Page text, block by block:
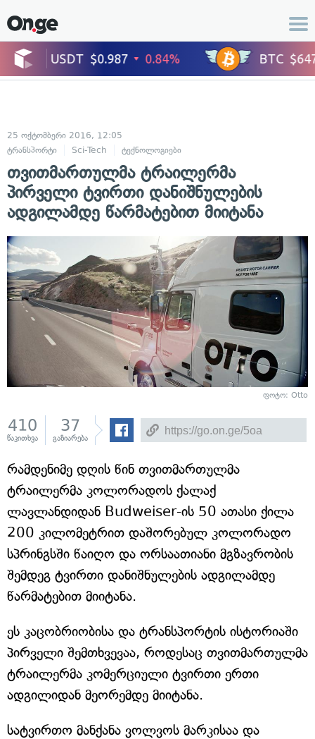
25 ოქტომბერი 2016, 12:05
ტრანსპორტი
Sci-Tech ტექნოლოგიები
თვითმართულმა ტრაილერმა
პირველი ტვირთი დანიშნულების
ადგილამდე წარმატებით მიიტანა
ფოტო: Otto
410
წაკითხვა
37
გაზიარება
რამდენიმე დღის წინ თვითმართულმა
ტრაილერმა კოლორადოს ქალაქ
ლავლანდიდან Budweiser-ის 50 ათასი ქილა
200 კილომეტრით დაშორებულ კოლორადო
სპრინგსში წაიღო და ორსაათიანი მგზავრობის
შემდეგ ტვირთი დანიშნულების ადგილამდე
წარმატებით მიიტანა.
ეს კაცობრიობისა და ტრანსპორტის ისტორიაში
პირველი შემთხვევაა, როდესაც თვითმართულმა
ტრაილერმა კომერციული ტვირთი ერთი
ადგილიდან მეორემდე მიიტანა.
სატვირთო მანქანა ვოლვოს მარკისაა და